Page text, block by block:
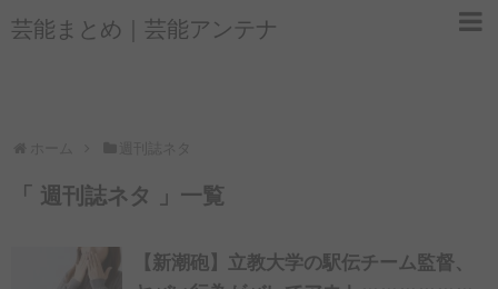
芸能まとめ｜芸能アンテナ
「 週刊誌ネタ 」一覧
【新潮砲】立教大学の駅伝チーム監督、